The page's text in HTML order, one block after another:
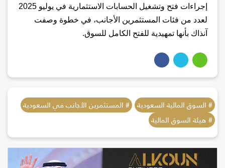
إجراءات فتح وتشغيل الحسابات الاستثمارية في يوليو 2025
لعدد من فئات المستثمرين الأجانب، في خطوة وصفت
آنذاك بأنها تمهيدية للفتح الكامل للسوق.
# السوق المالية السعودية
# المستثمرين الأجانب في السعودية
# هيئة السوق المالية